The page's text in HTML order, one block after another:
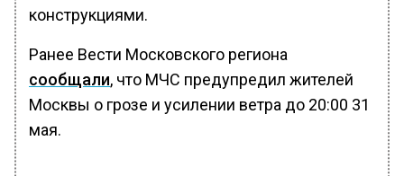
конструкциями.
Ранее Вести Московского региона
сообщали, что МЧС предупредил жителей
Москвы о грозе и усилении ветра до 20:00 31
мая.